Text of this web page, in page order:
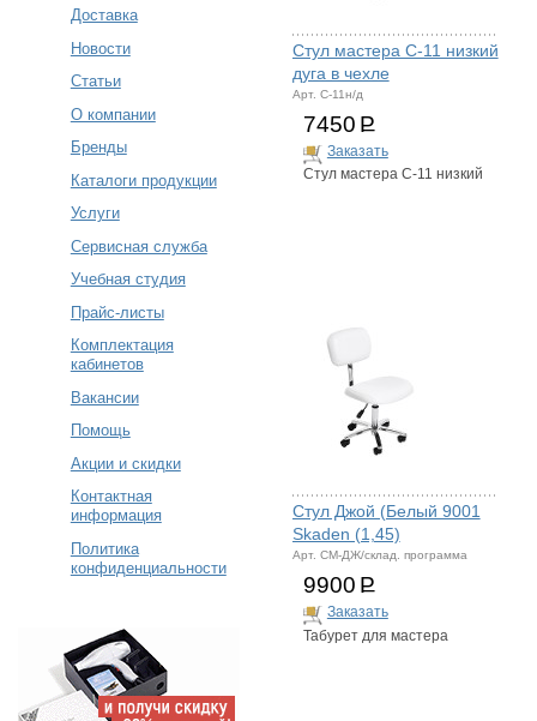
Доставка
Новости
Статьи
О компании
Бренды
Каталоги продукции
Услуги
Сервисная служба
Учебная студия
Прайс-листы
Комплектация
кабинетов
Вакансии
Помощь
Акции и скидки
Контактная
информация
Политика
конфиденциальности
Стул мастера С-11 низкий
дуга в чехле
Арт. С-11н/д
7450 Р
Заказать
Стул мастера С-11 низкий
Стул Джой (Белый 9001
Skaden (1,45)
Арт. СМ-ДЖ/склад. программа
9900 Р
Заказать
Табурет для мастера